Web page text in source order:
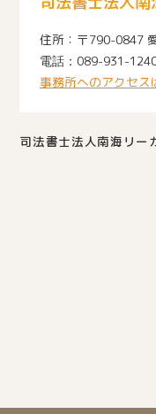
〒790-0847
089-931-
事務所へのアクセス
司法書士法人南海リー